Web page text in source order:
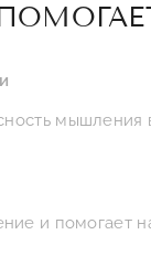
мышления
и помогает